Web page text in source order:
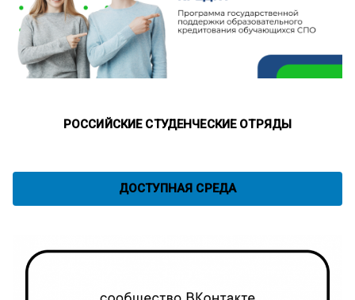
РОССИЙСКИЕ СТУДЕНЧЕСКИЕ ОТРЯДЫ
ДОСТУПНАЯ СРЕДА